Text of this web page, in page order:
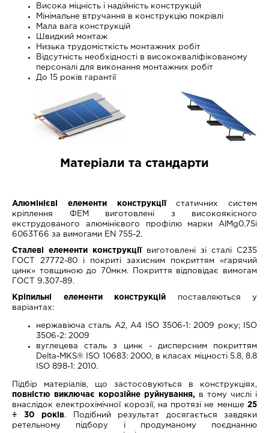
Висока міцність і надійність конструкцій
Мінімальне втручання в конструкцію покрівлі
Мала вага конструкцій
Швидкий монтаж
Низька трудомісткість монтажних робіт
Відсутність необхідності в висококваліфікованому
персоналі для виконання монтажних робіт
До 15 років гарантії
Матеріали та стандарти
Алюмінієві елементи конструкціїстатичних систем
кріплення ФЕМ виготовлені з високоякісного
екструдованого алюмінієвого профілю марки AlMg0.7Si
6063T66 за вимогами EN 755-2.
Сталеві елементи конструкціївиготовлені зі сталі С235
ГОСТ 27772-80 і покриті захисним покриттям «гарячий
цинк» товщиною до 70мкм. Покриття відповідає вимогам
ГОСТ 9.307-89.
Кріпильні елементи конструкцій поставляються у
варіантах:
нержавіюча сталь А2, А4 ISO 3506-1: 2009 року; ISO
3506-2: 2009
вуглецева сталь з цинк - дисперсним покриттям
Delta-MKS® ISO 10683: 2000, в класах міцності 5.8, 8.8
ISO 898-1: 2010.
Підбір матеріалів, що застосовуються в конструкціях,
повністю виключає корозійне руйнування, в тому числі і
внаслідок електрохімічної корозії, на протязі не менше 25
÷ 30 років. Подібний результат досягається завдяки
ретельному підбору і продуманому поєднанню